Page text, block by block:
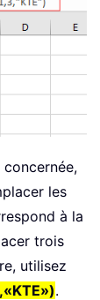
les
à la
trois
utilisez
.